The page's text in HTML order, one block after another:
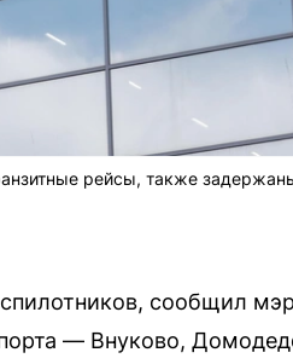
рейсы, также
сообщил
— Внуково,